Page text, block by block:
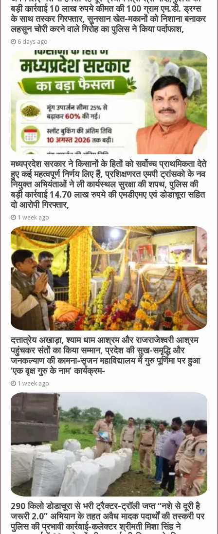
बड़ी कार्रवाई 10 लाख रुपये कीमत की 100 ग्राम एम.डी. ड्रग्स
के साथ तस्कर गिरफ्तार, सुनसान खेत-मकानों को निशाना बनाकर
लहसुन चोरी करने वाले गिरोह का पुलिस ने किया पर्दाफाश,
6 days ago
मध्यप्रदेश सरकार ने किसानों के हितों को सर्वोच्च प्राथमिकता देते
हुए कई महत्वपूर्ण निर्णय लिए हैं, प्रशिक्षणरत एमपी ट्रांसको के नव
नियुक्त अभियंताओं ने ली कार्यस्थल सुरक्षा की शपथ, पुलिस की
बड़ी कार्रवाई 14.70 लाख रुपये की एमडीएमए एवं डोडाचूरा सहित
दो आरोपी गिरफ्तार,
1 week ago
दत्तात्रेय अखाड़ा, श्याम धाम आश्रम और राजराजेश्वरी आश्रम
पहुंचकर संतों का किया सम्मान, प्रदेश की सुख-समृद्धि और
जनकल्याण की कामना-सृजन महाविद्यालय में गुरु पूर्णिमा पर हुआ
‘एक वृक्ष गुरु के नाम’ कार्यक्रम-
1 week ago
290 किलो डोडाचूरा से भरी ट्रैक्टर-ट्रॉली जप्त “नशे से दूरी है
जरूरी 2.0” अभियान के तहत अवैध मादक पदार्थों की तस्करी पर
पुलिस की प्रभावी कार्रवाई-कलेक्टर श्रीमती मिशा सिंह ने